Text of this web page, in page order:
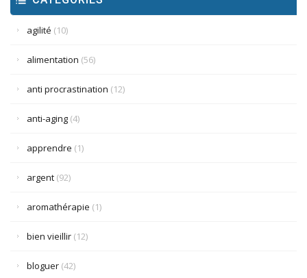
agilité (10)
alimentation (56)
anti procrastination (12)
anti-aging (4)
apprendre (1)
argent (92)
aromathérapie (1)
bien vieillir (12)
bloguer (42)